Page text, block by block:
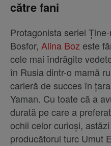
către fani
Protagonista seriei
Bosfor, Alina Boz este
cele mai îndrăgite
în Rusia dintr-o mamă
carieră de succes în
Yaman. Cu toate că a
durată pe care a
ochii celor curioși,
producătorul turc Umut